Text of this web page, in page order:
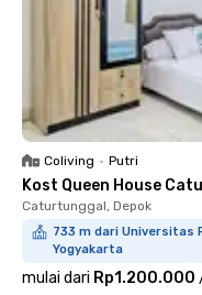
Coliving • Putri
Kost Queen House
Caturtunggal, Depok
733 m dari Universitas
Yogyakarta
mulai dari Rp1.200.000